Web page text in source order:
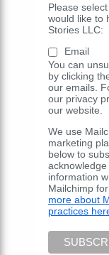
Please
would like to
Stories LLC:
Email
You can
by clicking
our emails.
our privacy
our website.
We use
marketing
below to
information
Mailchimp
more about
practices